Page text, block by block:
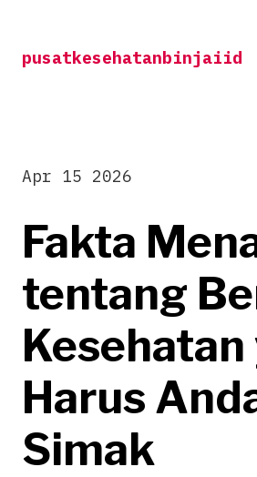
contentpusatkesehatanbinjaiid
Fakta
tentang
Kesehatan
Harus
Simak
Apr 15 2026